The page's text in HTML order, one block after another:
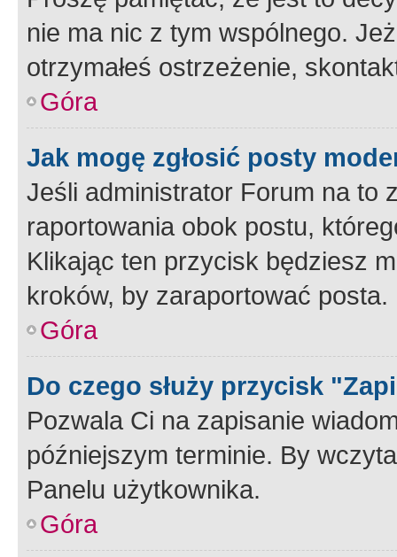
nie ma nic z tym wspólnego.
otrzymałeś ostrzeżenie,
Góra
Jak mogę zgłosić posty
Jeśli administrator Forum na to
raportowania obok postu,
Klikając ten przycisk będziesz
kroków, by zaraportować posta.
Góra
Do czego służy przycisk
Pozwala Ci na zapisanie
późniejszym terminie. By
Panelu użytkownika.
Góra